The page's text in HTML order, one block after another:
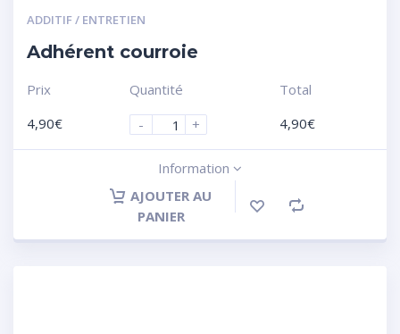
ADDITIF / ENTRETIEN
Adhérent courroie
Prix
4,90€
Quantité
-
+
Total
4,90€
Information
AJOUTER AU
PANIER